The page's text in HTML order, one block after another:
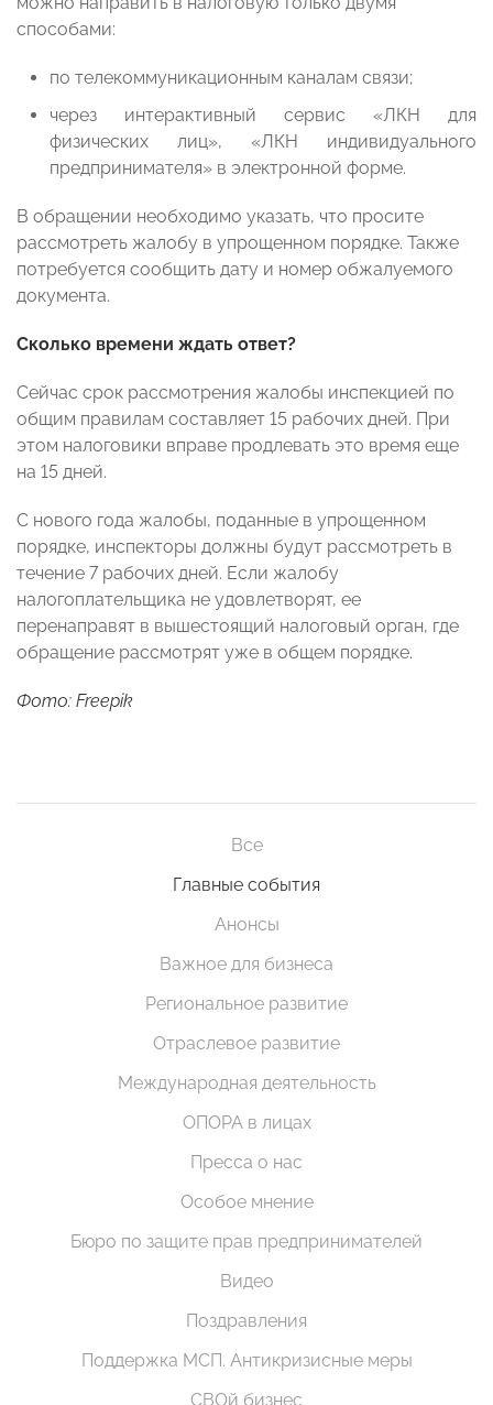
способами:
по телекоммуникационным каналам связи;
через интерактивный сервис «ЛКН для
физических лиц», «ЛКН индивидуального
предпринимателя» в электронной форме.
В обращении необходимо указать, что просите
рассмотреть жалобу в упрощенном порядке. Также
потребуется сообщить дату и номер обжалуемого
документа.
Сколько времени ждать ответ?
Сейчас срок рассмотрения жалобы инспекцией по
общим правилам составляет 15 рабочих дней. При
этом налоговики вправе продлевать это время еще
на 15 дней.
С нового года жалобы, поданные в упрощенном
порядке, инспекторы должны будут рассмотреть в
течение 7 рабочих дней. Если жалобу
налогоплательщика не удовлетворят, ее
перенаправят в вышестоящий налоговый орган, где
обращение рассмотрят уже в общем порядке.
Фото: Freepik
Все
Главные события
Анонсы
Важное для бизнеса
Региональное развитие
Отраслевое развитие
Международная деятельность
ОПОРА в лицах
Пресса о нас
Особое мнение
Бюро по защите прав предпринимателей
Видео
Поздравления
Поддержка МСП. Антикризисные меры
СВОй бизнес